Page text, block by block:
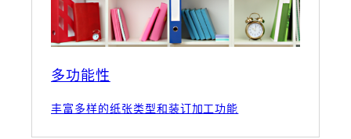
多功能性
丰富多样的纸张类型和装订加工功能